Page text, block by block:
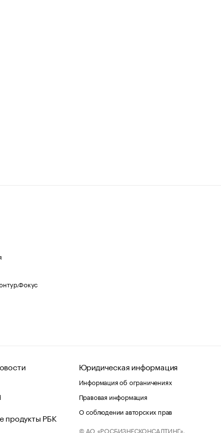
продукты РБК
Юридическая информация
Информация об ограничениях
Правовая информация
О соблюдении авторских прав
© АО «РОСБИЗНЕСКОНСАЛТИНГ»,